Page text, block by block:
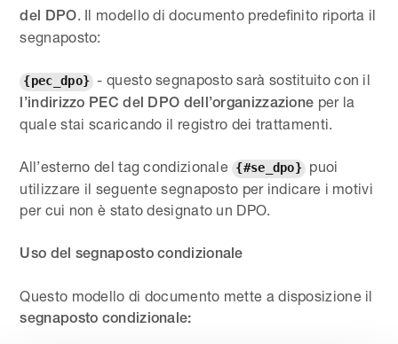
del DPO. Il modello di documento predefinito riporta il
segnaposto:
{pec_dpo} - questo segnaposto sarà sostituito con il
l’indirizzo PEC del DPO dell’organizzazione per la
quale stai scaricando il registro dei trattamenti.
All’esterno del tag condizionale {#se_dpo} puoi
utilizzare il seguente segnaposto per indicare i motivi
per cui non è stato designato un DPO.
Uso del segnaposto condizionale
Questo modello di documento mette a disposizione il
segnaposto condizionale: